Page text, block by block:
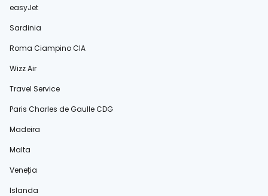
easyJet
Sardinia
Roma Ciampino CIA
Wizz Air
Travel Service
Paris Charles de Gaulle CDG
Madeira
Malta
Veneția
Islanda